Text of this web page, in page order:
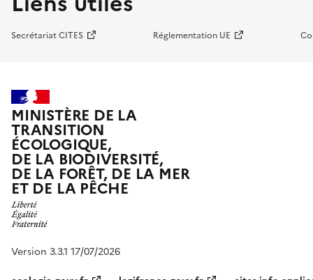
Secrétariat CITES Réglementation UE
MINISTÈRE DE LA
TRANSITION
ÉCOLOGIQUE,
DE LA BIODIVERSITÉ,
DE LA FORÊT, DE LA MER
ET DE LA PÊCHE
Version 3.3.1 17/07/2026